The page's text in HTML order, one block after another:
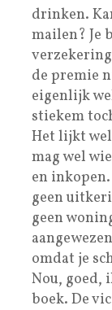
drinken.
mailen? Je
de premie
eigenlijk
stiekem
Het lijkt
mag wel
en
geen
geen
omdat je
Nou, goed,
boek. De